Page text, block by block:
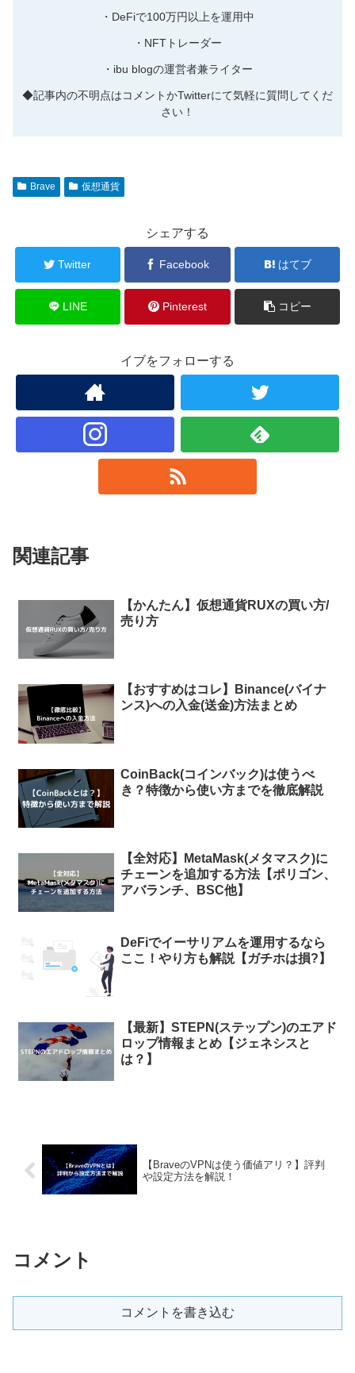
・DeFiで100万円以上を運用中
・NFTトレーダー
・ibu blogの運営者兼ライター
◆記事内の不明点はコメントかTwitterにて気軽に質問してくだ
さい！
Brave 仮想通貨
シェアする
Twitter Facebook はてブ
LINE Pinterest コピー
イブをフォローする
関連記事
【かんたん】仮想通貨RUXの買い方/
売り方
【おすすめはコレ】Binance(バイナ
ンス)への入金(送金)方法まとめ
CoinBack(コインバック)は使うべ
き？特徴から使い方までを徹底解説
【全対応】MetaMask(メタマスク)に
チェーンを追加する方法【ポリゴン、
アバランチ、BSC他】
DeFiでイーサリアムを運用するなら
ここ！やり方も解説【ガチホは損?】
【最新】STEPN(ステップン)のエアド
ロップ情報まとめ【ジェネシスと
は？】
【BraveのVPNは使う価値アリ？】評判
や設定方法を解説！
コメント
コメントを書き込む